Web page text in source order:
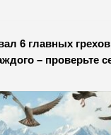
6 главных
– проверьте